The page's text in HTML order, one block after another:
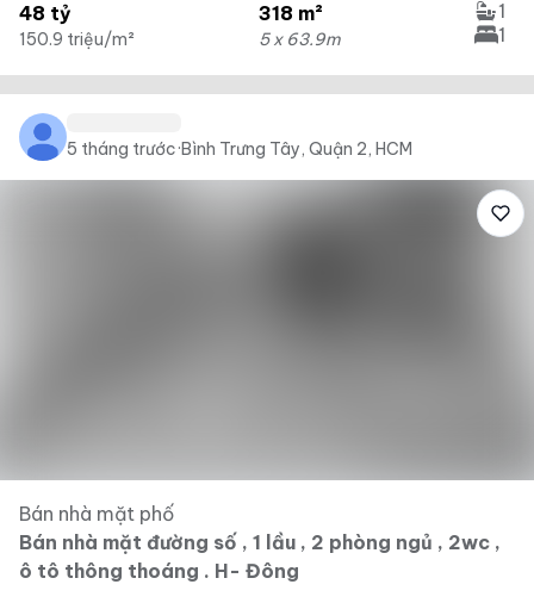
48 tỷ
150.9 triệu/m²
318 m²
5 x 63.9m
1
1
5 tháng trước·Bình Trưng Tây, Quận 2, HCM
Bán nhà mặt phố
Bán nhà mặt đường số , 1 lầu , 2 phòng ngủ , 2wc ,
ô tô thông thoáng . H- Đông